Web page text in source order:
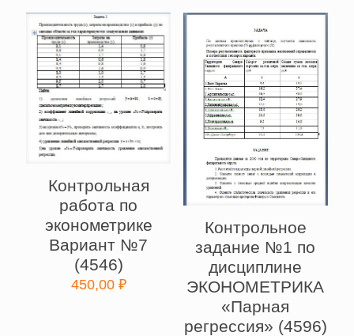
Контрольная
работа по
эконометрике
Вариант №7
(4546)
450,00 ₽
Контрольное
задание №1 по
дисциплине
ЭКОНОМЕТРИКА
«Парная
регрессия» (4596)